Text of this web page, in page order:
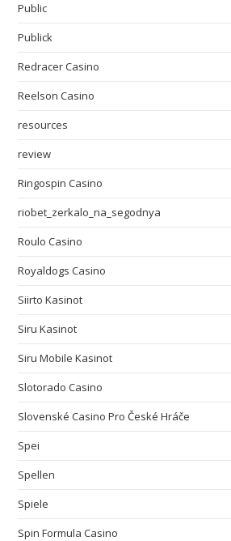
Public
Publick
Redracer Casino
Reelson Casino
resources
review
Ringospin Casino
riobet_zerkalo_na_segodnya
Roulo Casino
Royaldogs Casino
Siirto Kasinot
Siru Kasinot
Siru Mobile Kasinot
Slotorado Casino
Slovenské Casino Pro České Hráče
Spei
Spellen
Spiele
Spin Formula Casino